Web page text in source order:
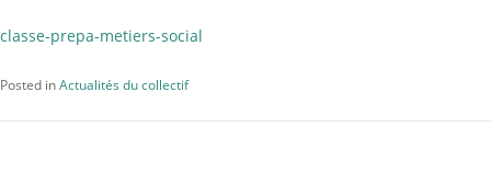
classe-prepa-metiers-social
Posted inActualités du collectif